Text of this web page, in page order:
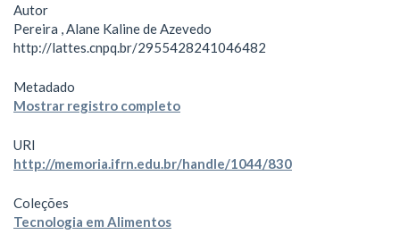
Autor
Pereira , Alane Kaline de Azevedo
http://lattes.cnpq.br/2955428241046482
Metadado
Mostrar registro completo
URI
http://memoria.ifrn.edu.br/handle/1044/830
Coleções
Tecnologia em Alimentos